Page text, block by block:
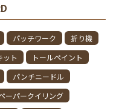
パッチワーク
折り機
ト
トールペイント
パンチニードル
ーパークイリング